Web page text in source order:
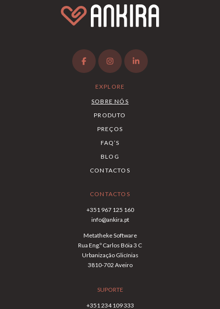
EXPLORE
SOBRE NÓS
PRODUTO
PREÇOS
FAQ’S
BLOG
CONTACTOS
CONTACTOS
+351 967 125 160
info@ankira.pt
Metatheke Software
Rua Eng.º Carlos Bóia 3 C
Urbanização Glicínias
3810-702 Aveiro
SUPORTE
+351 234 109 333